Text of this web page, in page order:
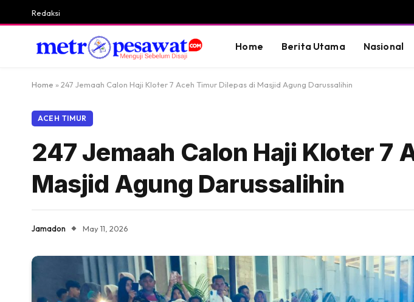
Redaksi
Home Berita Utama Nasional
Home » 247 Jemaah Calon Haji Kloter 7 Aceh Timur Dilepas di Masjid Agung Darussalihin
ACEH TIMUR
247 Jemaah Calon Haji Kloter 7
Masjid Agung Darussalihin
Jamadon May 11, 2026